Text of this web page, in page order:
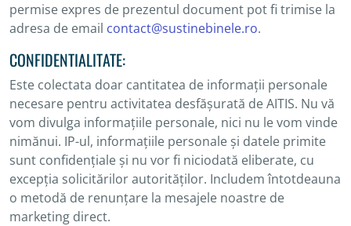
permise expres de prezentul document pot fi trimise la
adresa de email contact@sustinebinele.ro.
CONFIDENTIALITATE:
Este colectata doar cantitatea de informații personale
necesare pentru activitatea desfășurată de AITIS. Nu vă
vom divulga informațiile personale, nici nu le vom vinde
nimănui. IP-ul, informațiile personale și datele primite
sunt confidențiale și nu vor fi niciodată eliberate, cu
excepția solicitărilor autorităților. Includem întotdeauna
o metodă de renunțare la mesajele noastre de
marketing direct.